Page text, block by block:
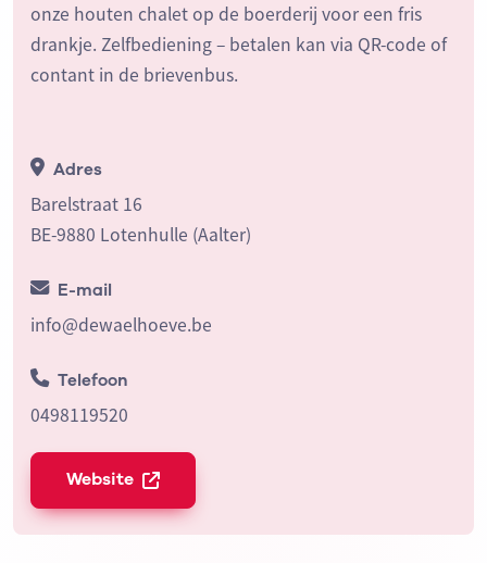
onze houten chalet op de boerderij voor een fris
drankje. Zelfbediening – betalen kan via QR-code of
contant in de brievenbus.
Adres
Barelstraat 16
BE-9880 Lotenhulle (Aalter)
E-mail
info@dewaelhoeve.be
Telefoon
0498119520
Website